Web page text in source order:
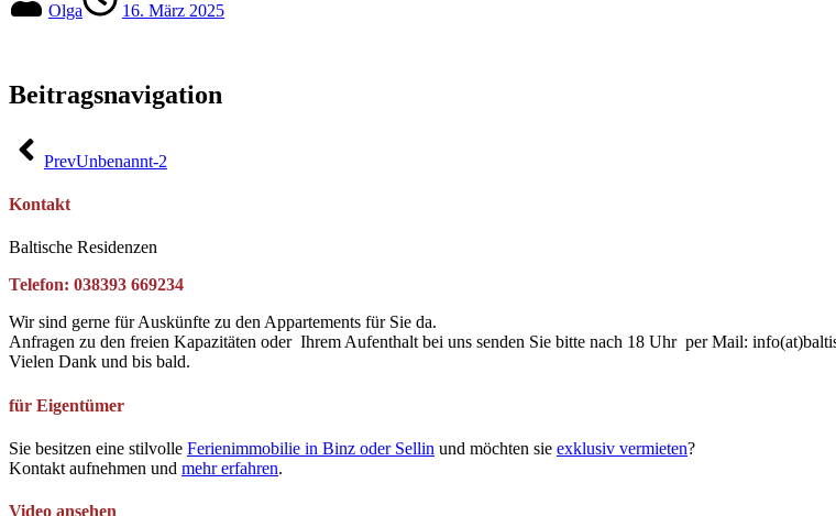
Olga 16. März 2025
Beitragsnavigation
PrevUnbenannt-2
Kontakt
Baltische Residenzen
Telefon: 038393 669234
Wir sind gerne für Auskünfte zu den Appartements für Sie da.
Anfragen zu den freien Kapazitäten oder Ihrem Aufenthalt bei uns senden Sie bitte nach 18 Uhr per Mail:
Vielen Dank und bis bald.
für Eigentümer
Sie besitzen eine stilvolle Ferienimmobilie in Binz oder Sellin und möchten sie exklusiv vermieten?
Kontakt aufnehmen und mehr erfahren.
Video ansehen